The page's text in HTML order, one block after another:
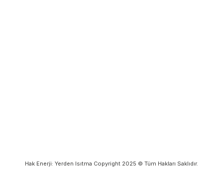
Hak Enerji: Yerden Isıtma Copyright 2025 © Tüm Hakları Saklıdır.